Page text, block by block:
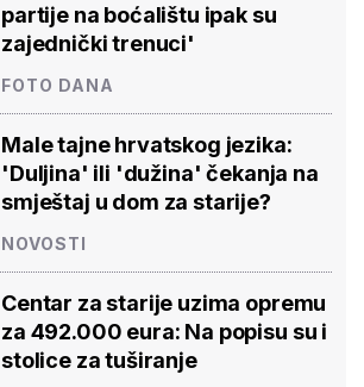
partije na boćalištu ipak su
zajednički trenuci'
FOTO DANA
Male tajne hrvatskog jezika:
'Duljina' ili 'dužina' čekanja na
smještaj u dom za starije?
NOVOSTI
Centar za starije uzima opremu
za 492.000 eura: Na popisu su i
stolice za tuširanje